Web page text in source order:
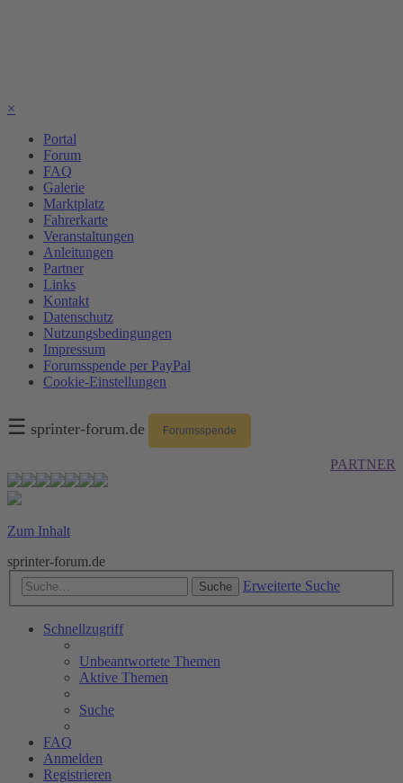
×
Portal
Forum
FAQ
Galerie
Marktplatz
Fahrerkarte
Veranstaltungen
Anleitungen
Partner
Links
Kontakt
Datenschutz
Nutzungsbedingungen
Impressum
Forumsspende per PayPal
Cookie-Einstellungen
☰ sprinter-forum.de Forumsspende
PARTNER
Zum Inhalt
sprinter-forum.de
Suche Erweiterte Suche
Schnellzugriff
Unbeantwortete Themen
Aktive Themen
Suche
FAQ
Anmelden
Registrieren